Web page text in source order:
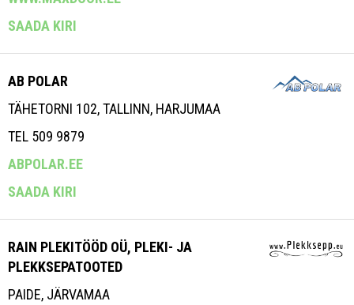
SAADA KIRI
AB POLAR
TÄHETORNI 102, TALLINN, HARJUMAA
TEL 509 9879
ABPOLAR.EE
SAADA KIRI
RAIN PLEKITÖÖD OÜ, PLEKI- JA
PLEKKSEPATOOTED
PAIDE, JÄRVAMAA